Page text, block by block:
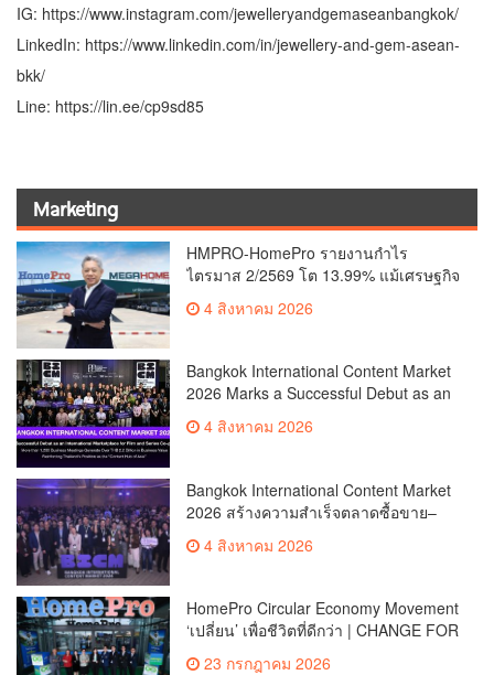
IG: https://www.instagram.com/jewelleryandgemaseanbangkok/
LinkedIn: https://www.linkedin.com/in/jewellery-and-gem-asean-
bkk/
Line: https://lin.ee/cp9sd85
Marketing
HMPRO-HomePro รายงานกำไร
ไตรมาส 2/2569 โต 13.99% แม้เศรษฐกิจ
ผันผวนเดินหน้าขยายสาขา เสริมพอร์ต
Private Brand ดัน Gross Margin เพิ่มขึ้น
4 สิงหาคม 2026
Bangkok International Content Market
2026 Marks a Successful Debut as an
International Marketplace for Film and
Series Co-productionMore than 1,200
THB 2.2 Billion in Business
ValueReinforcing Thailand’s Position
as the “Content Hub of Asia”
4 สิงหาคม 2026
Bangkok International Content Market
2026 สร้างความสำเร็จตลาดซื้อขาย–
ระดับนานาชาติเกิดการเจรจาธุรกิจกว่า
ตอกย้ำไทยสู่ “Content Hub of Asia”
4 สิงหาคม 2026
HomePro Circular Economy Movement
‘เปลี่ยน’ เพื่อชีวิตที่ดีกว่า | CHANGE FOR
BETTER LIVING เมื่อ ‘ของเก่า’ ได้ไปต่อ
23 กรกฎาคม 2026